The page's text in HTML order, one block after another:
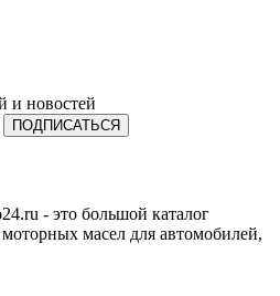
и новостей
ПОДПИСАТЬСЯ
- это большой каталог
масел для автомобилей,